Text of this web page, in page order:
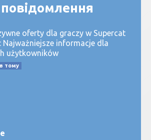
oferty dla graczy w Supercat
Najważniejsze informacje dla
użytkowników
тому